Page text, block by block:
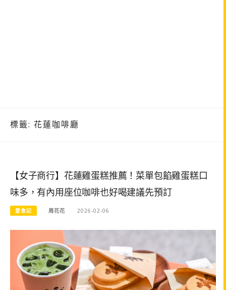
標籤: 花蓮咖啡廳
【女子商行】花蓮雞蛋糕推薦！菜單包餡雞蛋糕口
味多，有內用座位咖啡也好喝建議先預訂
愛食記 周花花 2026-02-06